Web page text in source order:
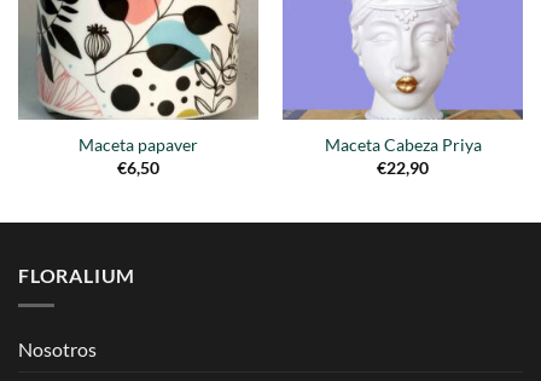
Maceta papaver
€6,50
Maceta Cabeza Priya
€22,90
FLORALIUM
Nosotros